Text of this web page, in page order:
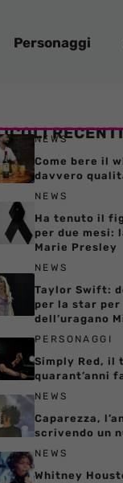
Personaggi
RECENTI
NEWS
Come bere il
davvero
NEWS
Ha tenuto il
per due mesi:
Marie Presley
NEWS
Taylor Swift:
per la star
dell’uragano
PERSONAGGI
Simply Red, il
quarant’anni
NEWS
Caparezza,
scrivendo un
NEWS
Whitney